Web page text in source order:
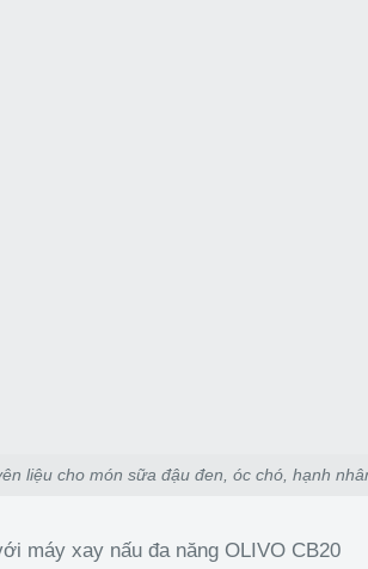
liệu cho món sữa đậu đen, óc chó, hạnh
máy xay nấu đa năng OLIVO CB20